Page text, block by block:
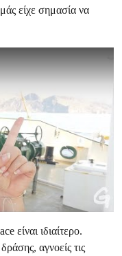
είχε σημασία να
είναι ιδιαίτερο.
αγνοείς τις